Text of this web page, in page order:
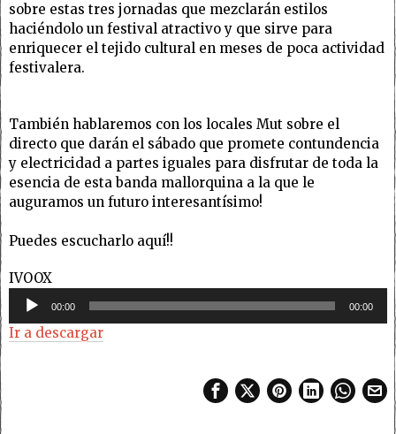
sobre estas tres jornadas que mezclarán estilos
haciéndolo un festival atractivo y que sirve para
enriquecer el tejido cultural en meses de poca actividad
festivalera.
También hablaremos con los locales Mut sobre el
directo que darán el sábado que promete contundencia
y electricidad a partes iguales para disfrutar de toda la
esencia de esta banda mallorquina a la que le
auguramos un futuro interesantísimo!
Puedes escucharlo aquí!!
IVOOX
Reproductor
audio
00:00 00:00
Ir a descargar